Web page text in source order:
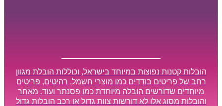
הובלות קטנות נפוצות במיוחד בישראל, וכוללות הובלת מגוון
רחב של פריטים בודדים כמו מוצרי חשמל, רהיטים, פריטים
מיוחדים שדורשים הובלה מיוחדת כמו פסנתר ועוד. מאחר
והובלות מסוג אלו לא דורשות צוות גדול או רכב הובלות גדול